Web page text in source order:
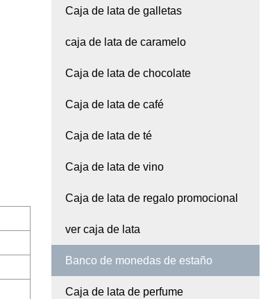
Caja de lata de galletas
caja de lata de caramelo
Caja de lata de chocolate
Caja de lata de café
Caja de lata de té
Caja de lata de vino
Caja de lata de regalo promocional
ver caja de lata
Banco de monedas de estaño
Caja de lata de perfume